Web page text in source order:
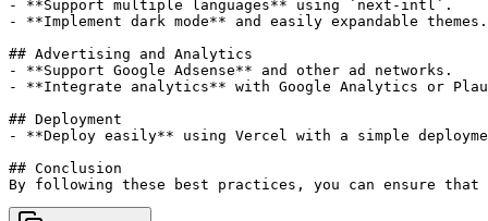
- **Support multiple languages** using `next-intl`.
- **Implement dark mode** and easily expandable themes.
## Advertising and Analytics
- **Support Google Adsense** and other ad networks.
- **Integrate analytics** with Google Analytics or
## Deployment
- **Deploy easily** using Vercel with a simple
## Conclusion